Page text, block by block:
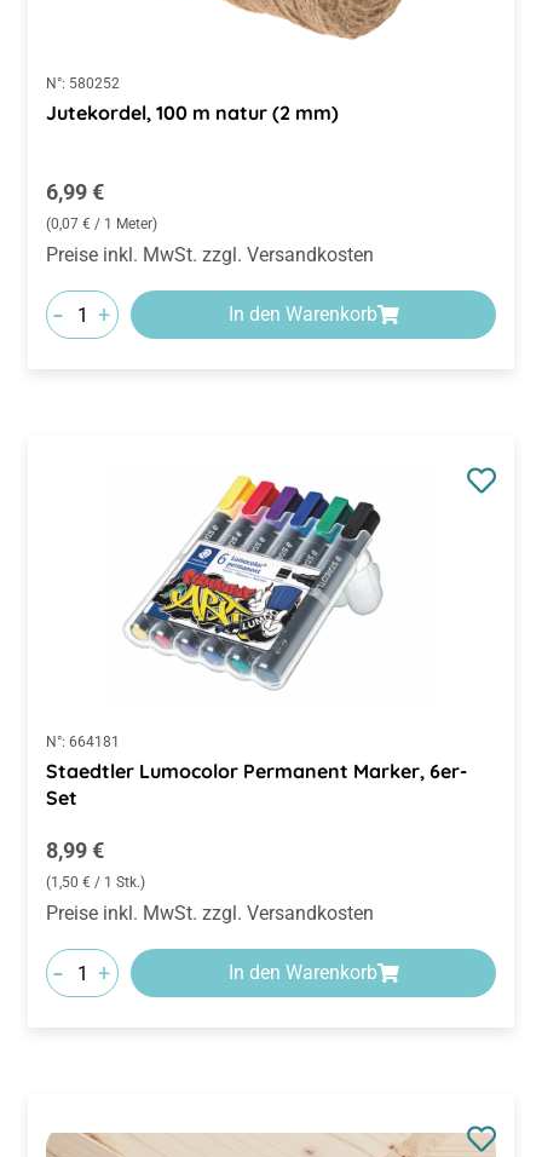
N°: 580252
Jutekordel, 100 m natur (2 mm)
Regulärer Preis:
6,99 €
(0,07 € / 1 Meter)
Preise inkl. MwSt. zzgl. Versandkosten
- + In den Warenkorb
N°: 664181
Staedtler Lumocolor Permanent Marker, 6er-
Set
Regulärer Preis:
8,99 €
(1,50 € / 1 Stk.)
Preise inkl. MwSt. zzgl. Versandkosten
- + In den Warenkorb